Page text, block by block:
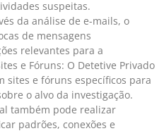
suspeitas.
da análise de e-mails, o
de mensagens
relevantes para a
e Fóruns: O Detetive Privado
sites e fóruns específicos para
o alvo da investigação.
também pode realizar
padrões, conexões e